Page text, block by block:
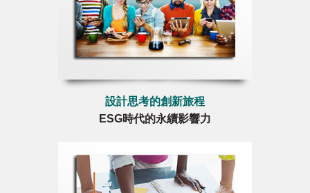
設計思考的創新旅程
ESG時代的永續影響力